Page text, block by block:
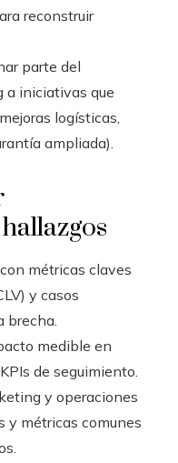
reconstruir
parte del
a iniciativas que
logísticas,
ampliada).
métricas claves
y casos
brecha.
medible en
de seguimiento.
y operaciones
y métricas comunes